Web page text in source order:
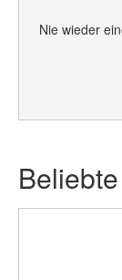
Nie wieder